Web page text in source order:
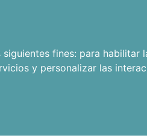
fines: para habilitar
y personalizar las